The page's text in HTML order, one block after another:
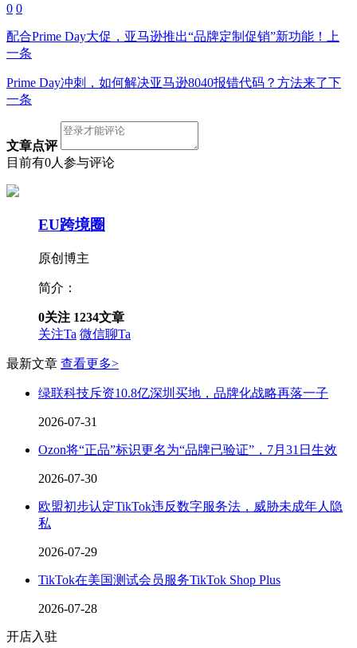
0 0
配合Prime Day大促，亚马逊推出“品牌定制促销”新功能！
上
一条
Prime Day冲刺，如何解决亚马逊8040报错代码？方法来了下
一条
文章点评
目前有0人参与评论
EU跨境圈
原创博主
简介：
0关注 1234文章
关注Ta 微信聊Ta
最新文章 查看更多>
绿联科技斥资10.8亿深圳买地，品牌化战略再落一子
2026-07-31
Ozon将“正品”标识更名为“品牌已验证”，7月31日生效
2026-07-30
欧盟初步认定TikTok违反数字服务法，威胁未成年人隐
私
2026-07-29
TikTok在美国测试会员服务TikTok Shop Plus
2026-07-28
开店入驻